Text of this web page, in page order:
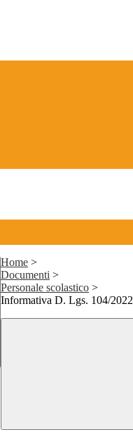
Home >
Documenti >
Personale scolastico >
Informativa D. Lgs. 104/2022